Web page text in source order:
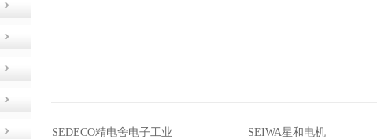
SEDECO精电舍电子工业 SEIWA星和电机